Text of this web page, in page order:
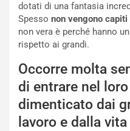
dotati di una fantasia
Spesso non vengono capiti
non vera è perché hanno
rispetto ai grandi.
Occorre molta
di entrare nel
dimenticato dai
lavoro e dalla